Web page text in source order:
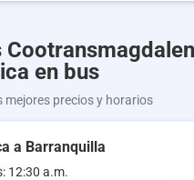
en bus
mejores precios y horarios
a Barranquilla
12:30 a.m.